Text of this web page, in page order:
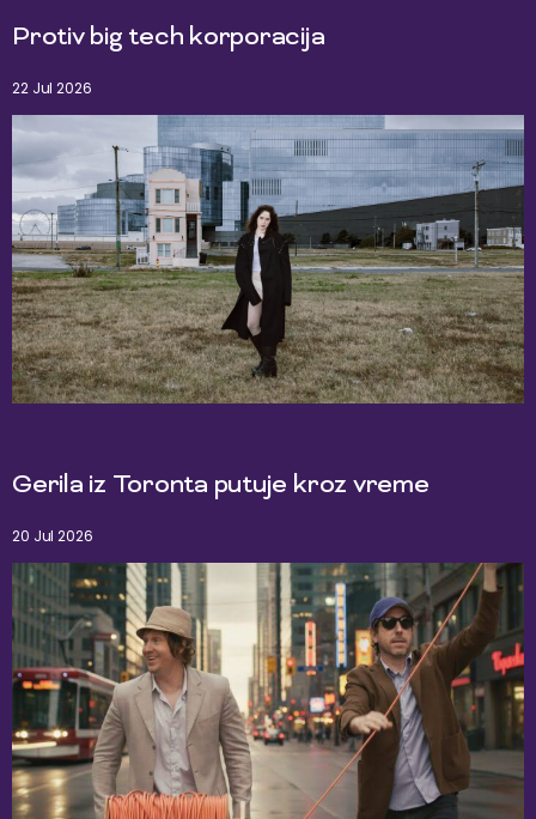
Protiv big tech korporacija
22 Jul 2026
Gerila iz Toronta putuje kroz vreme
20 Jul 2026